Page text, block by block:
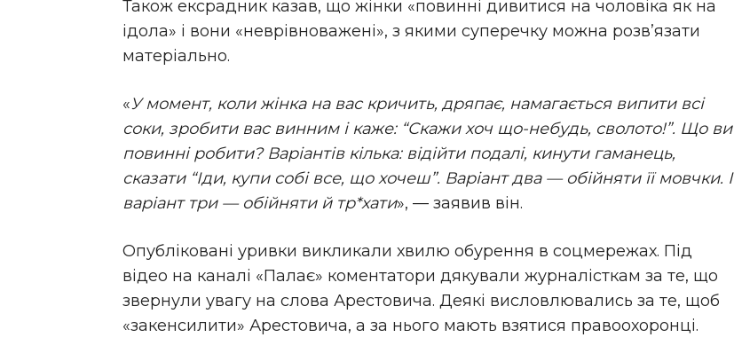
Також ексрадник казав, що жінки «повинні дивитися на чоловіка як на
ідола» і вони «неврівноважені», з якими суперечку можна розв’язати
матеріально.
«У момент, коли жінка на вас кричить, дряпає, намагається випити всі
соки, зробити вас винним і каже: “Скажи хоч що-небудь, сволото!”. Що ви
повинні робити? Варіантів кілька: відійти подалі, кинути гаманець,
сказати “Іди, купи собі все, що хочеш”. Варіант два — обійняти її мовчки. І
варіант три — обійняти й тр*хати», — заявив він.
Опубліковані уривки викликали хвилю обурення в соцмережах. Під
відео на каналі «Палає» коментатори дякували журналісткам за те, що
звернули увагу на слова Арестовича. Деякі висловлювались за те, щоб
«закенсилити» Арестовича, а за нього мають взятися правоохоронці.